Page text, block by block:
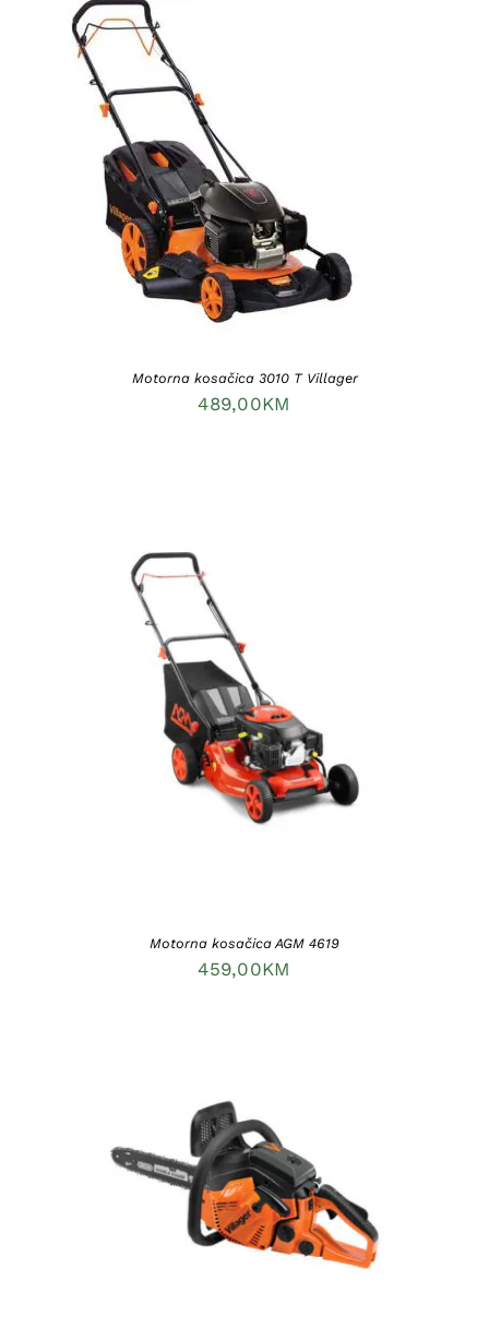
DODAJ U KORPU /
Motorna kosačica 3010 T Villager
489,00KM
DODAJ U KORPU /
Motorna kosačica AGM 4619
459,00KM
DODAJ U KORPU / DETAILS